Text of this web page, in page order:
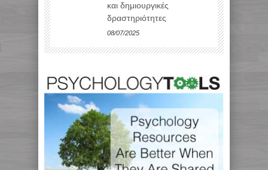
και δημιουργικές
δραστηριότητες
08/07/2025